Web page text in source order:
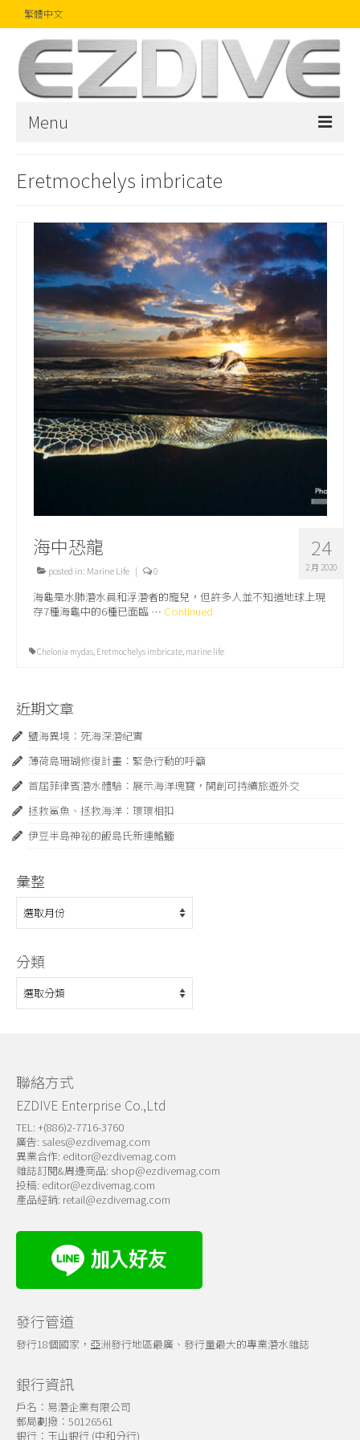
繁體中文
Menu
文章
精品
攝影比賽
話題焦點
關於我們
Eretmochelys imbricate
24
2 月 2020
海中恐龍
posted in: Marine Life | 0
海龜是水肺潛水員和浮潛者的寵兒，但許多人並不知道地球上現
存7種海龜中的6種已面臨 … Continued
Chelonia mydas Eretmochelys imbricate marine life
近期文章
鹽海異境：死海深潛紀實
薄荷島珊瑚修復計畫：緊急⾏動的呼籲
首屆菲律賓潛水體驗：展示海洋瑰寶，開創可持續旅遊外交
拯救鯊魚、拯救海洋：環環相扣
伊豆半島神祕的飯島氏新連鰭䲗
彙整
彙
整
分類
分
類
聯絡方式
EZDIVE Enterprise Co.,Ltd
TEL: +(886)2-7716-3760
廣告: sales@ezdivemag.com
異業合作: editor@ezdivemag.com
雜誌訂閱&周邊商品: shop@ezdivemag.com
投稿: editor@ezdivemag.com
產品經銷: retail@ezdivemag.com
發行管道
發行18個國家，亞洲發行地區最廣、發行量最大的專業潛水雜誌
銀行資訊
戶名：易潛企業有限公司
郵局劃撥：50126561
銀行：玉山銀行 (中和分行)